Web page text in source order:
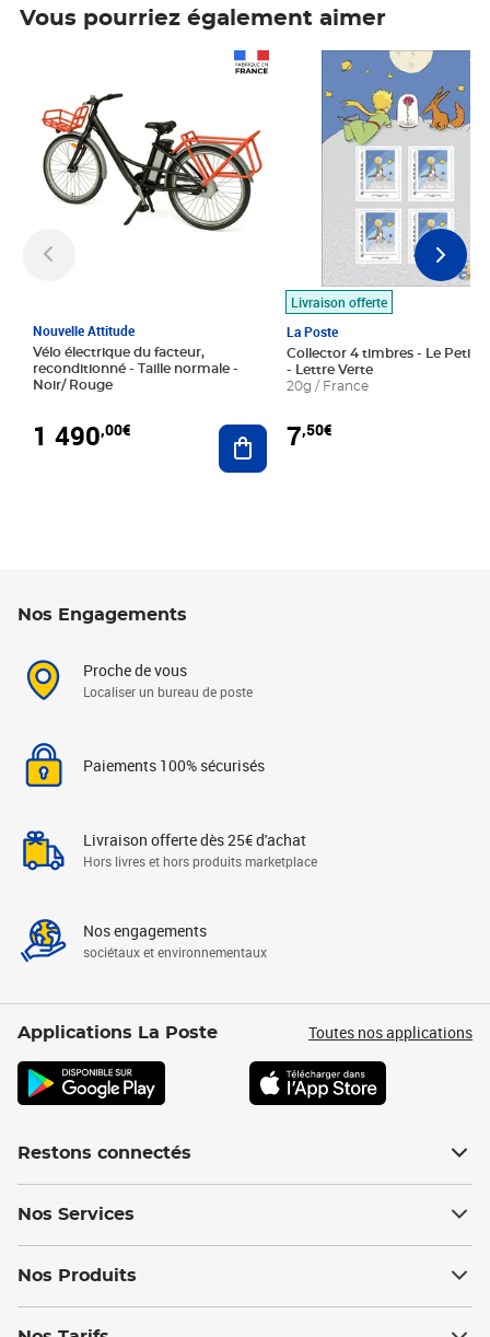
Vous pourriez également aimer
Nouvelle Attitude
Vélo électrique du facteur,
reconditionné - Taille normale -
Noir/ Rouge
1 490,00€ Ajouter au panier
Livraison offerte
La Poste
Collector 4 timbres - Le Petit
- Lettre Verte
20g / France
7,50€
Prix 7,50€
Nos Engagements
Proche de vous
Localiser un bureau de poste
Paiements 100% sécurisés
Livraison offerte dès 25€ d'achat
Hors livres et hors produits marketplace
Nos engagements
sociétaux et environnementaux
Applications La Poste Toutes nos applications
Restons connectés
Nos Services
Nos Produits